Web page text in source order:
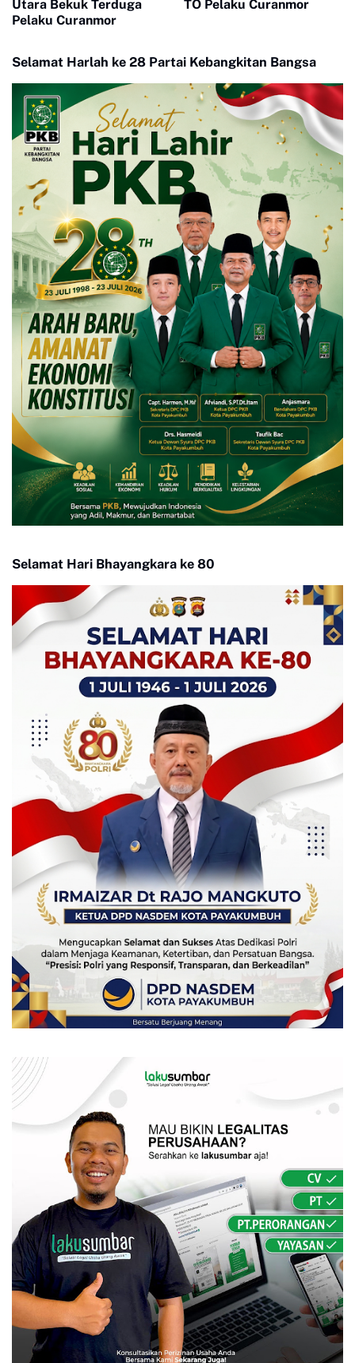
Utara Bekuk Terduga
Pelaku Curanmor
TO Pelaku Curanmor
Selamat Harlah ke 28 Partai Kebangkitan Bangsa
Selamat Hari Bhayangkara ke 80